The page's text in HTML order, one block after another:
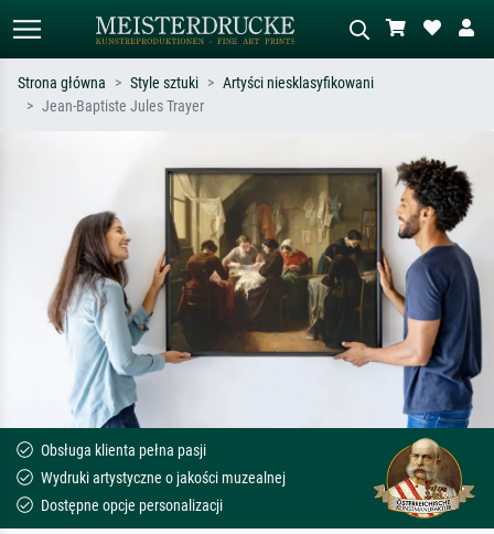
Monet, Gwiaździsta noc,
impresjonizm, fala Hokusaia, akt.
Opisz scenę – np. zielona łąka,
abstrakcja z czerwienią, ciemny olej,
stojący akt obok drzewa.
Strona główna Style sztuki
Artyści niesklasyfikowani
Jean-Baptiste Jules Trayer
Obsługa klienta pełna pasji
Wydruki artystyczne o jakości muzealnej
Dostępne opcje personalizacji